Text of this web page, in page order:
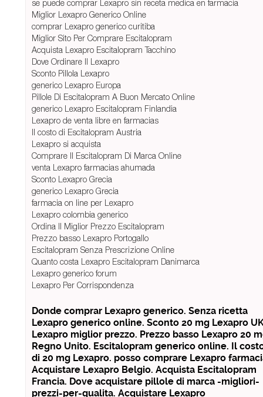
se puede comprar Lexapro sin receta medica en farmacia
Miglior Lexapro Generico Online
comprar Lexapro generico curitiba
Miglior Sito Per Comprare Escitalopram
Acquista Lexapro Escitalopram Tacchino
Dove Ordinare Il Lexapro
Sconto Pillola Lexapro
generico Lexapro Europa
Pillole Di Escitalopram A Buon Mercato Online
generico Lexapro Escitalopram Finlandia
Lexapro de venta libre en farmacias
Il costo di Escitalopram Austria
Lexapro si acquista
Comprare Il Escitalopram Di Marca Online
venta Lexapro farmacias ahumada
Sconto Lexapro Grecia
generico Lexapro Grecia
farmacia on line per Lexapro
Lexapro colombia generico
Ordina Il Miglior Prezzo Escitalopram
Prezzo basso Lexapro Portogallo
Escitalopram Senza Prescrizione Online
Quanto costa Lexapro Escitalopram Danimarca
Lexapro generico forum
Lexapro Per Corrispondenza
Donde comprar Lexapro generico. Senza ricetta
Lexapro generico online. Sconto 20 mg Lexapro
Lexapro miglior prezzo. Prezzo basso Lexapro 20
Regno Unito. Escitalopram generico online. Il
di 20 mg Lexapro. posso comprare Lexapro
Acquistare Lexapro Belgio. Acquista Escitalopram
Francia. Dove acquistare pillole di marca -migliori-
prezzi-per-qualita. Acquistare Lexapro